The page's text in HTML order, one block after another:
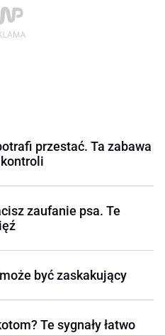
przestać. Ta zabawa
zaufanie psa. Te
być zaskakujący
Te sygnały łatwo